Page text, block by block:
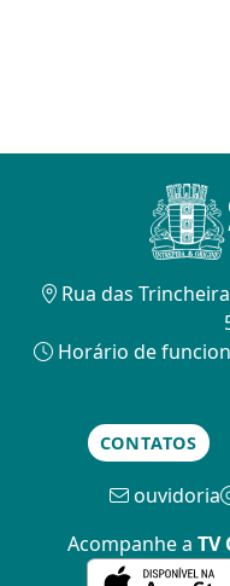
Rua das
Horário de
CONTATOS
ouvidoria
Acompanhe a TV